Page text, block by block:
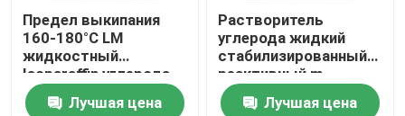
Предел выкипания
160-180°C LM
жидкостный
Isoparaffin углерода
Isopar Isoparaffinic
Лучшая цена
Растворитель
углерода жидкий
стабилизированный
реактивный m
Isoparaffin m
IsoparaffinicЛучшая цена